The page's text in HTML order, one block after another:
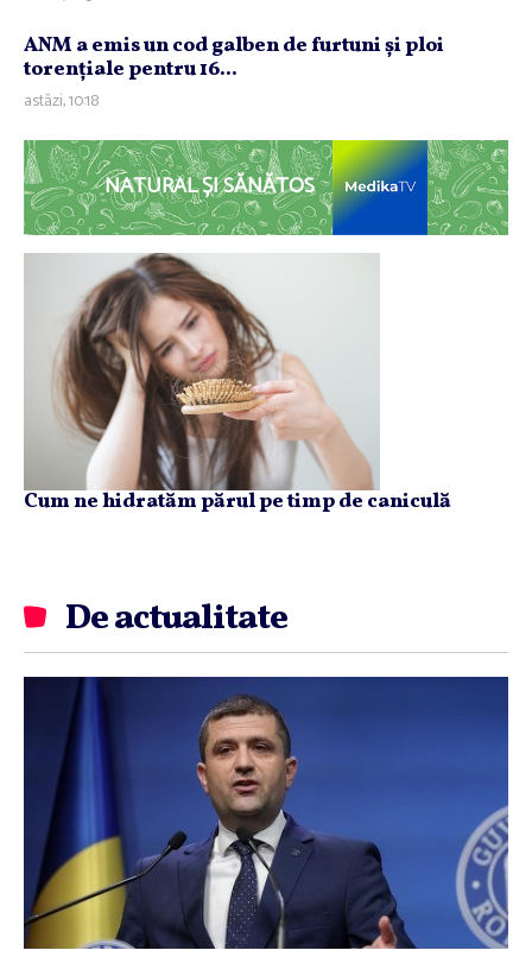
ANM a emis un cod galben de furtuni şi ploi
torenţiale pentru 16...
astăzi, 10:18
NATURAL ȘI SĂNĂTOS
Cum ne hidratăm părul pe timp de caniculă
De actualitate